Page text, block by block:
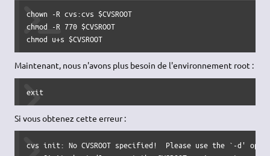
chown -R cvs:cvs $CVSROOT
chmod -R 770 $CVSROOT
chmod u+s $CVSROOT
Maintenant, nous n'avons plus besoin de l'environnement root :
exit
Si vous obtenez cette erreur :
cvs init: No CVSROOT specified!  Please use the `-d'